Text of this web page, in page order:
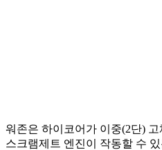
워존은 하이코어가 이중(2단)
스크램제트 엔진이 작동할 수